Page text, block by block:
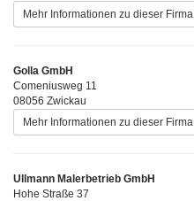
Mehr Informationen zu dieser Firma
Golla GmbH
Comeniusweg 11
08056 Zwickau
Mehr Informationen zu dieser Firma
Ullmann Malerbetrieb GmbH
Hohe Straße 37